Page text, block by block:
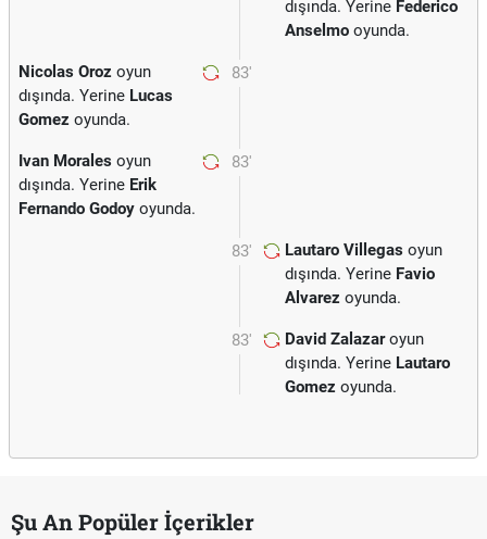
dışında. Yerine Federico
Anselmo oyunda.
83'
Nicolas Oroz oyun
dışında. Yerine Lucas
Gomez oyunda.
83'
Ivan Morales oyun
dışında. Yerine Erik
Fernando Godoy oyunda.
83' Lautaro Villegas oyun
dışında. Yerine Favio
Alvarez oyunda.
83' David Zalazaroyun
dışında. Yerine Lautaro
Gomez oyunda.
Şu An Popüler İçerikler